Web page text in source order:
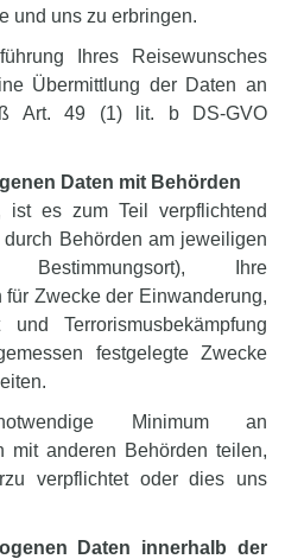
und uns zu erbringen.
Ihres Reisewunsches
Übermittlung der Daten an
Art. 49 (1) lit. b DS-GVO
Daten mit Behörden
ist es zum Teil verpflichtend
Behörden am jeweiligen
Bestimmungsort), Ihre
Zwecke der Einwanderung,
Terrorismusbekämpfung
festgelegte Zwecke
Minimum an
mit anderen Behörden teilen,
verpflichtet oder dies uns
Daten innerhalb der